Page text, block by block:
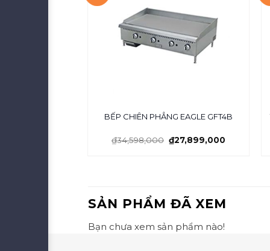
BẾP CHIÊN PHẲNG EAGLE GFT4B
₫34,598,000 ₫27,899,000
SẢN PHẨM ĐÃ XEM
Bạn chưa xem sản phẩm nào!